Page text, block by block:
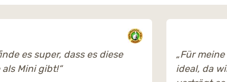
es super, dass es diese
als Mini gibt!“
„Für
ideal, da